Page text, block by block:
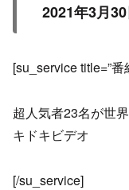
2021年3月
[su_service title=”番
超人気者23名が世
キドキビデオ
[/su_service]